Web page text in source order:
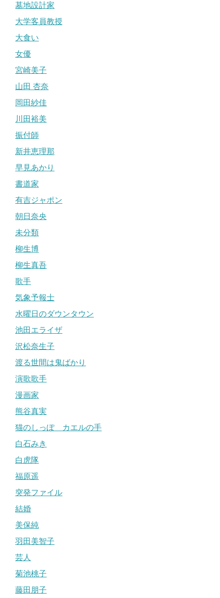
墓地設計家
大学客員教授
大食い
女優
宮崎美子
山田 杏奈
岡田紗佳
川田裕美
振付師
新井恵理那
早見あかり
書道家
有吉ジャポン
朝日奈央
未分類
柳生博
柳生真吾
歌手
気象予報士
水曜日のダウンタウン
池田エライザ
沢松奈生子
渡る世間は鬼ばかり
演歌歌手
漫画家
熊谷真実
猫のしっぽ カエルの手
白石みき
白虎隊
福原遥
突発ファイル
結婚
美保純
羽田美智子
芸人
菊池桃子
藤田朋子